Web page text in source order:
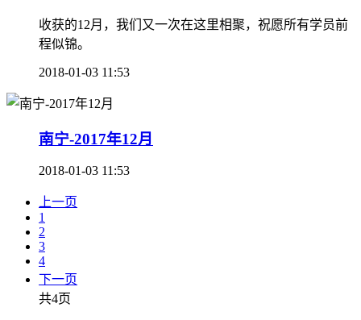
收获的12月，我们又一次在这里相聚，祝愿所有学员前
程似锦。
2018-01-03 11:53
南宁-2017年12月
2018-01-03 11:53
上一页
1
2
3
4
下一页
共4页